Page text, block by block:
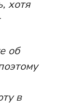
хотя
об
в